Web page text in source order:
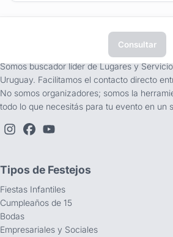
Consultar
Somos buscador líder de Lugares y
Uruguay. Facilitamos el contacto directo
No somos organizadores; somos la
todo lo que necesitás para tu evento en un
Tipos de Festejos
Fiestas Infantiles
Cumpleaños de 15
Bodas
Empresariales y Sociales